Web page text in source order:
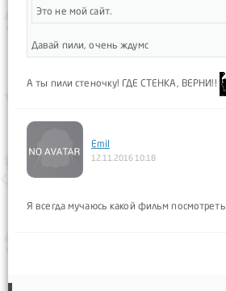
Это не мой сайт.
Давай пили, очень ждумс
А ты пили стеночку! ГДЕ СТЕНКА, ВЕРНИ!!
Emil
12.11.2016 10:18
Я всегда мучаюсь какой фильм посмотреть